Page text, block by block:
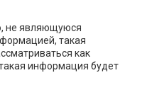
не являющуюся
такая
как
информация будет